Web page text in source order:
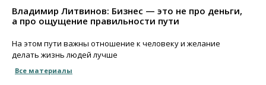
Владимир Литвинов: Бизнес — это не про деньги,
а про ощущение правильности пути
На этом пути важны отношение к человеку и желание
делать жизнь людей лучше
Все материалы